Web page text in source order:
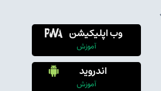
وب اپلیکیشن
آموزش
اندروید
آموزش